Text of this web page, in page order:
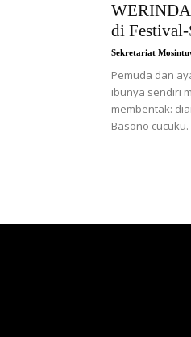
di
Sekretariat
Pemuda dan
ibunya sendiri
membentak:
Basono